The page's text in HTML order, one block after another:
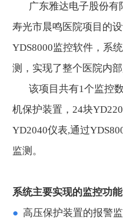
广东雅达电子股份有
寿光市晨鸣医院项目的
YDS8000监控软件，系
测，实现了整个医院内
该项目共有1个监控数
机保护装置，24块
YD2040仪表,通过
监测。
系统主要实现的监控功能
● 高压保护装置的报警监